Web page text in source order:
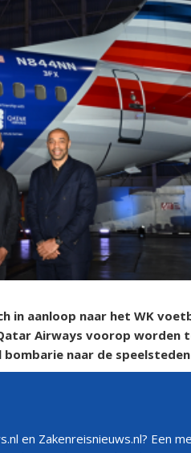
in aanloop naar het WK
Airways voorop worden
naar de
en Zakenreisnieuws.nl? Een